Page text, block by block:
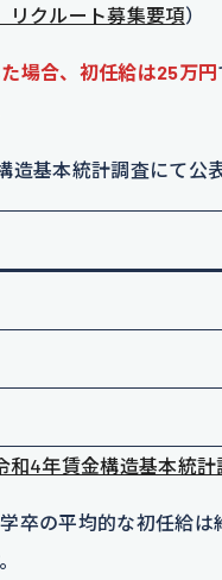
クルート募集要項）
場合、初任給は25万円
基本統計調査にて公
4年賃金構造基本統計
卒の平均的な初任給は